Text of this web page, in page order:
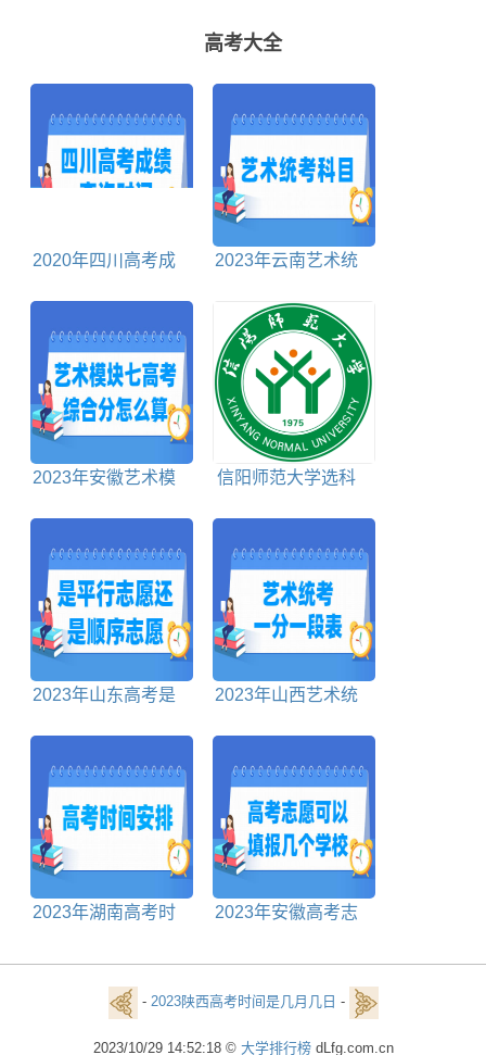
高考大全
2020年四川高考成
2023年云南艺术统
2023年安徽艺术模
信阳师范大学选科
2023年山东高考是
2023年山西艺术统
2023年湖南高考时
2023年安徽高考志
- 2023陕西高考时间是几月几日 -
2023/10/29 14:52:18 © 大学排行榜dLfg.com.cn